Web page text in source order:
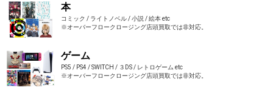
本
コミック / ライトノベル / 小説 / 絵本 etc
※オーバーフロークロージング店頭買取では非対応。
ゲーム
PS5 / PS4 / SWITCH / ３DS / レトロゲーム etc
※オーバーフロークロージング店頭買取では非対応。